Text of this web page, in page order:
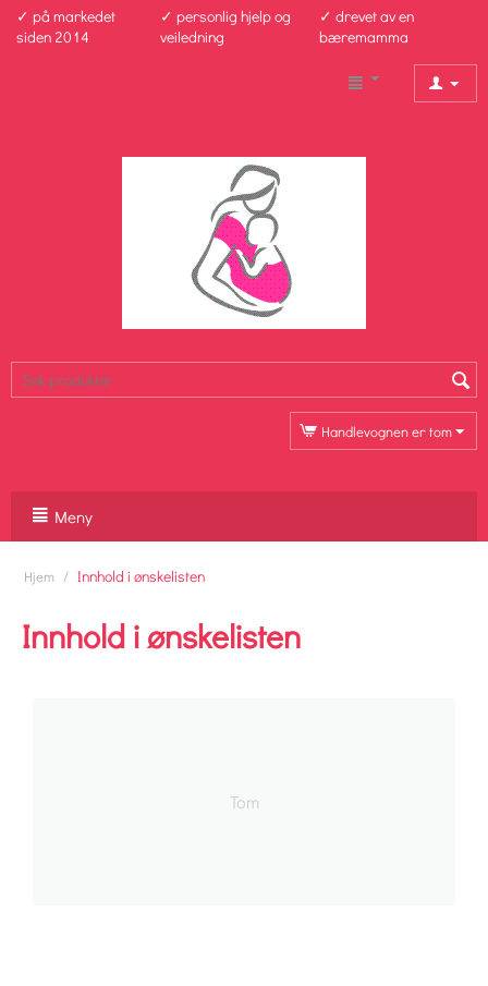
✓ på markedet
siden 2014
✓ personlig hjelp og
veiledning
✓ drevet av en
bæremamma
Handlevognen er tom
Meny
Hjem / Innhold i ønskelisten
Innhold i ønskelisten
Tom